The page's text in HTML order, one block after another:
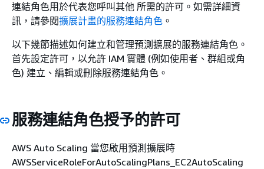
連結角色用於代表您呼叫其他 所需的許可。如需詳細資
訊，請參閱擴展計畫的服務連結角色 。
以下幾節描述如何建立和管理預測擴展的服務連結角色。
首先設定許可，以允許 IAM 實體 (例如使用者、群組或角
色) 建立、編輯或刪除服務連結角色。
服務連結角色授予的許可
AWS Auto Scaling 當您啟用預測擴展時
AWSServiceRoleForAutoScalingPlans_EC2AutoScaling